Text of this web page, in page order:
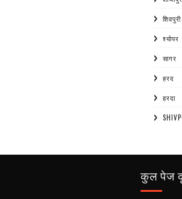
शिवपुरी
श्योपर
सागर
हरद
हरदा
कुल पेज